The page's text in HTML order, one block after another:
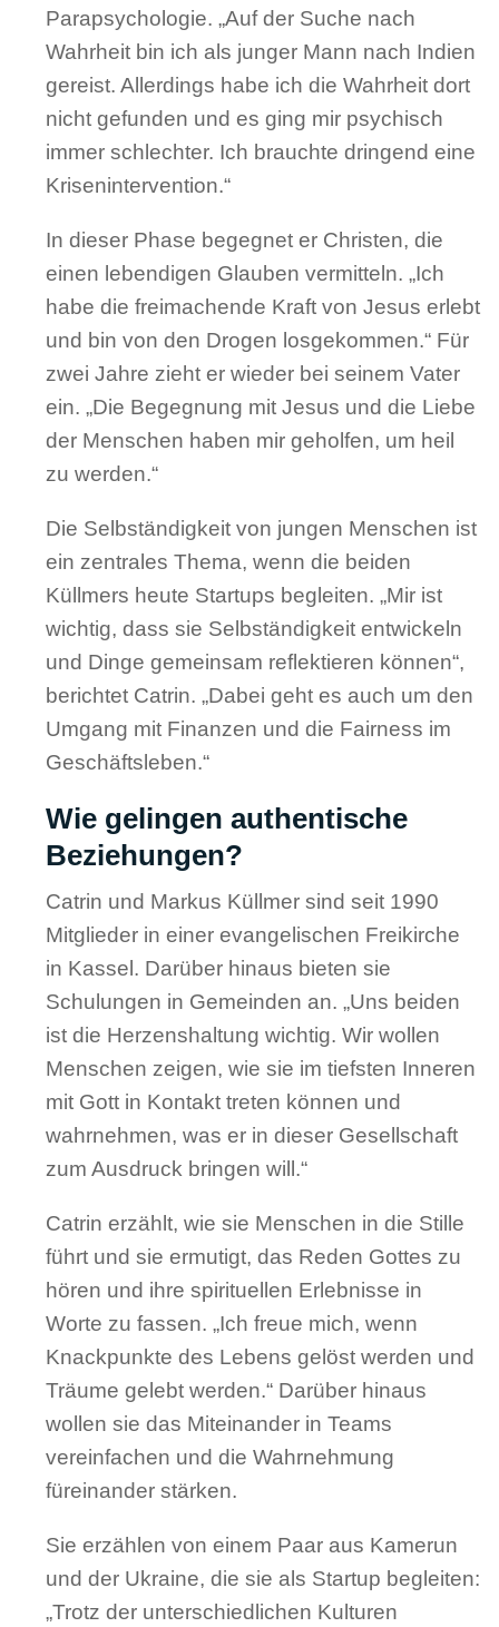
Parapsychologie. „Auf der Suche nach
Wahrheit bin ich als junger Mann nach Indien
gereist. Allerdings habe ich die Wahrheit dort
nicht gefunden und es ging mir psychisch
immer schlechter. Ich brauchte dringend eine
Krisenintervention.“
In dieser Phase begegnet er Christen, die
einen lebendigen Glauben vermitteln. „Ich
habe die freimachende Kraft von Jesus erlebt
und bin von den Drogen losgekommen.“ Für
zwei Jahre zieht er wieder bei seinem Vater
ein. „Die Begegnung mit Jesus und die Liebe
der Menschen haben mir geholfen, um heil
zu werden.“
Die Selbständigkeit von jungen Menschen ist
ein zentrales Thema, wenn die beiden
Küllmers heute Startups begleiten. „Mir ist
wichtig, dass sie Selbständigkeit entwickeln
und Dinge gemeinsam reflektieren können“,
berichtet Catrin. „Dabei geht es auch um den
Umgang mit Finanzen und die Fairness im
Geschäftsleben.“
Wie gelingen authentische
Beziehungen?
Catrin und Markus Küllmer sind seit 1990
Mitglieder in einer evangelischen Freikirche
in Kassel. Darüber hinaus bieten sie
Schulungen in Gemeinden an. „Uns beiden
ist die Herzenshaltung wichtig. Wir wollen
Menschen zeigen, wie sie im tiefsten Inneren
mit Gott in Kontakt treten können und
wahrnehmen, was er in dieser Gesellschaft
zum Ausdruck bringen will.“
Catrin erzählt, wie sie Menschen in die Stille
führt und sie ermutigt, das Reden Gottes zu
hören und ihre spirituellen Erlebnisse in
Worte zu fassen. „Ich freue mich, wenn
Knackpunkte des Lebens gelöst werden und
Träume gelebt werden.“ Darüber hinaus
wollen sie das Miteinander in Teams
vereinfachen und die Wahrnehmung
füreinander stärken.
Sie erzählen von einem Paar aus Kamerun
und der Ukraine, die sie als Startup begleiten:
„Trotz der unterschiedlichen Kulturen